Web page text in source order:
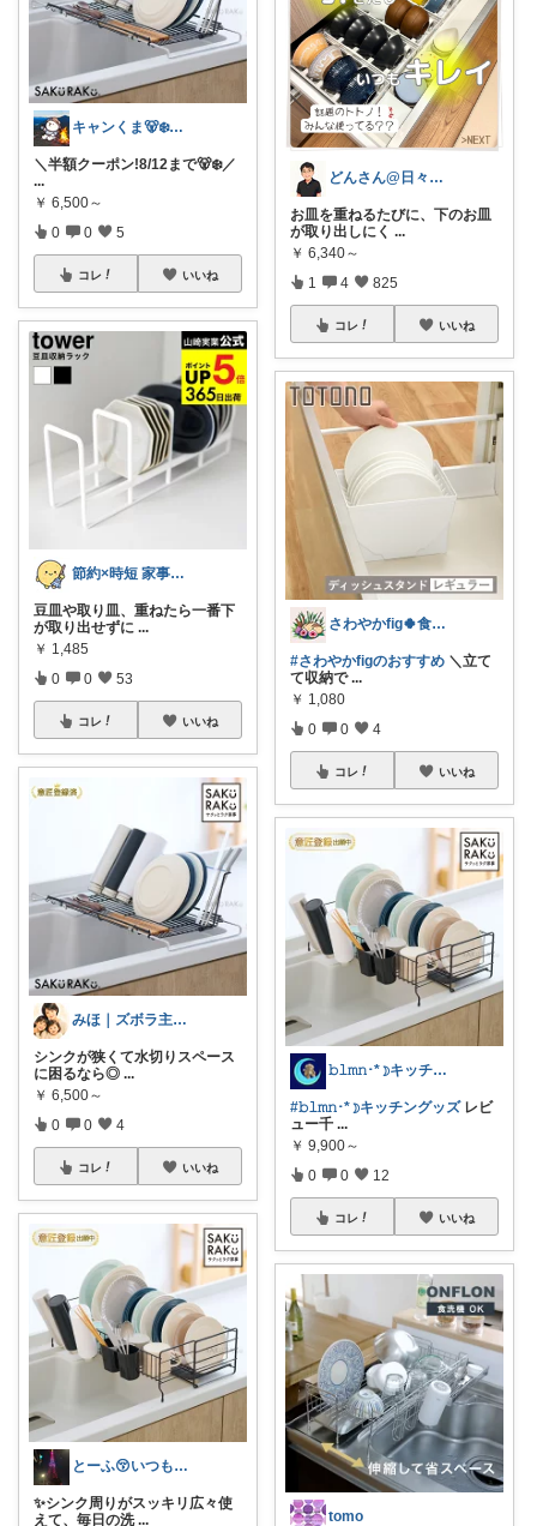
キャンくま🐻‍❄️ママのラク暮らし
＼半額クーポン!8/12まで🐻‍❄️／
...
￥ 6,500～
0 0 5
コレ いいね
節約×時短 家事雑貨ROOM
豆皿や取り皿、重ねたら一番下
が取り出せずに ...
￥ 1,485
0 0 53
コレ いいね
みほ｜ズボラ主婦の暮らしROOM
シンクが狭くて水切りスペース
に困るなら◎ ...
￥ 6,500～
0 0 4
コレ いいね
とーふ😚いつもご購入感謝です🙇
✨シンク周りがスッキリ広々使
えて、毎日の洗 ...
どんさん@日々の生活に彩りを
お皿を重ねるたびに、下のお皿
が取り出しにく ...
￥ 6,340～
1 4 825
コレ いいね
さわやかfig🍀食と暮らしを楽しむ
#さわやかfigのおすすめ ＼立て
て収納で ...
￥ 1,080
0 0 4
コレ いいね
𝚋𝚕𝚖𝚗･*☽キッチングッズ
#𝚋𝚕𝚖𝚗･*☽キッチングッズレビ
ュー千 ...
￥ 9,900～
0 0 12
コレ いいね
tomo